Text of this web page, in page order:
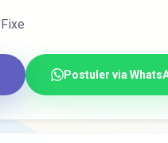
Fixe
Postuler via